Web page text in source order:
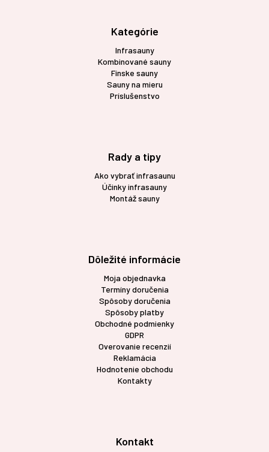
Kategórie
Infrasauny
Kombinované sauny
Fínske sauny
Sauny na mieru
Príslušenstvo
Rady a tipy
Ako vybrať infrasaunu
Účinky infrasauny
Montáž sauny
Dôležité informácie
Moja objednavka
Termíny doručenia
Spôsoby doručenia
Spôsoby platby
Obchodné podmienky
GDPR
Overovanie recenzií
Reklamácia
Hodnotenie obchodu
Kontakty
Kontakt